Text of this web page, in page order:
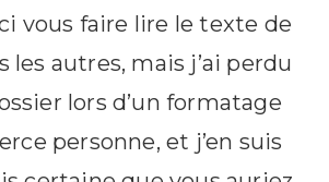
vous faire lire le texte de
les autres, mais j’ai perdu
lors d’un formatage
personne, et j’en suis